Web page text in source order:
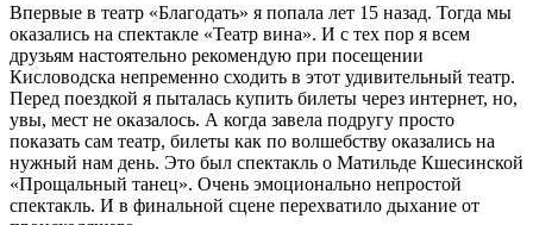
Впервые в театр «Благодать» я попала лет 15 назад. Тогда мы
оказались на спектакле «Театр вина». И с тех пор я всем
друзьям настоятельно рекомендую при посещении
Кисловодска непременно сходить в этот удивительный театр.
Перед поездкой я пыталась купить билеты через интернет, но,
увы, мест не оказалось. А когда завела подругу просто
показать сам театр, билеты как по волшебству оказались на
нужный нам день. Это был спектакль о Матильде Кшесинской
«Прощальный танец». Очень эмоционально непростой
спектакль. И в финальной сцене перехватило дыхание от